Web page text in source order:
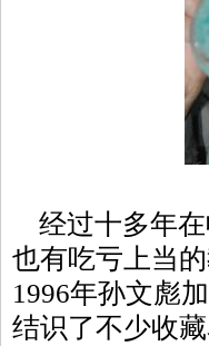
经过十多年在
也有吃亏上当
1996年孙文彪
结识了不少收